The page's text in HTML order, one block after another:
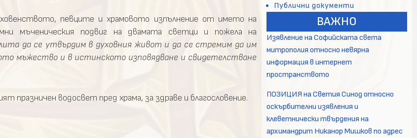
певците и храмовото изпълнение от името на
мъченическия подвиг на двамата светци и пожела на
да се утвърдим в духовния живот и да се стремим да им
мъжество и в истинското изповядване и свидетелстване
празничен водосвет пред храма, за здраве и благословение.
Публични документи
ВАЖНО
Изявление на Софийската света
митрополия относно невярна
информация в интернет
пространството
ПОЗИЦИЯ на Светия Синод относно
оскърбителни изявления и
клеветнически твърдения на
архимандрит Никанор Мишков по адрес